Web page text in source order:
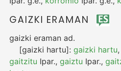
GAIZKI ERAMAN
gaizki eraman ad.
[gaizki hartu]:gaizki hartu
gaitzitu Ipar.,gaiztu Ipar.,